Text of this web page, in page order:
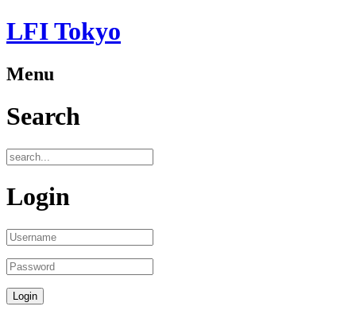
LFI Tokyo
Menu
Search
Login